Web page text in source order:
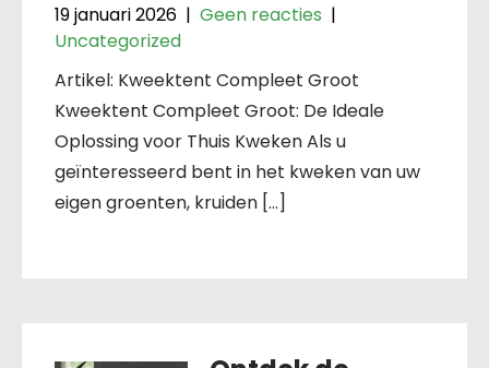
19 januari 2026 | Geen reacties |
Uncategorized
Artikel: Kweektent Compleet Groot
Kweektent Compleet Groot: De Ideale
Oplossing voor Thuis Kweken Als u
geïnteresseerd bent in het kweken van uw
eigen groenten, kruiden […]